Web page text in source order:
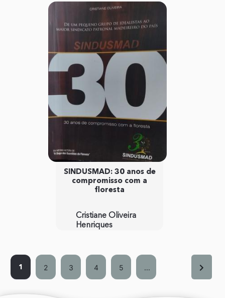
SINDUSMAD: 30 anos de
compromisso com a
floresta
Cristiane Oliveira
Henriques
1 2 3 4 5 ...